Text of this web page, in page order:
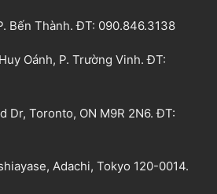
Bến Thành. ĐT: 090.846.3138
Oánh, P. Trường Vinh. ĐT:
Dr, Toronto, ON M9R 2N6. ĐT:
Adachi, Tokyo 120-0014.